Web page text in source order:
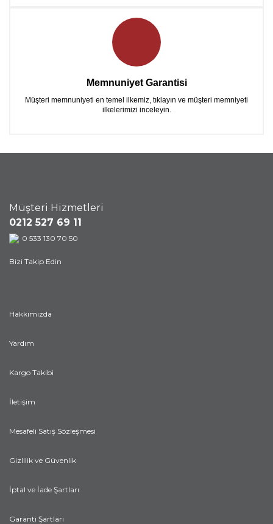
Memnuniyet Garantisi
Müşteri memnuniyeti en temel ilkemiz, tıklayın ve müşteri memniyeti
ilkelerimizi inceleyin.
Müşteri Hizmetleri
0212 527 69 11
0 533 130 70 50
Bizi Takip Edin
Hakkımızda
Yardım
Kargo Takibi
İletişim
Mesafeli Satış Sözleşmesi
Gizlilik ve Güvenlik
İptal ve İade Şartları
Garanti Şartları